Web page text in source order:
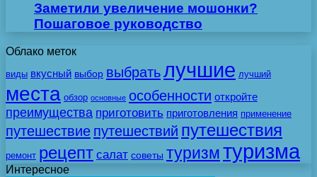
Заметили увеличение мошонки?
Пошаговое руководство
Облако меток
виды вкусный выбор выбратьлучшие лучший
места обзор основные особенности откройте
преимущества приготовить приготовления применение
путешествие путешествий путешествия
ремонт рецепт салат советы туризмтуризма
Интересное